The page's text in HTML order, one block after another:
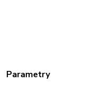
Parametry